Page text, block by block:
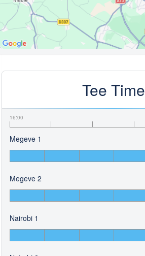
Tee Time
16:00
Megeve 1
Megeve 2
Nairobi 1